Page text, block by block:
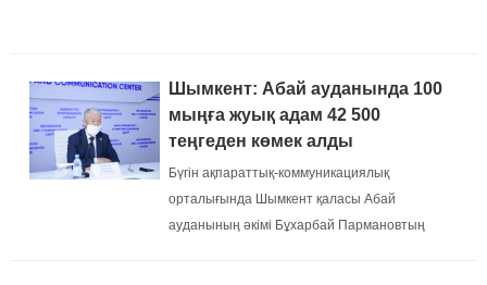
Шымкент: Абай ауданында 100
мыңға жуық адам 42 500
теңгеден көмек алды
Бүгін ақпараттық-коммуникациялық
орталығында Шымкент қаласы Абай
ауданының әкімі Бұхарбай Пармановтың